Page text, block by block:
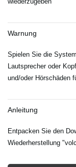
Warnung
Spielen Sie die
Lautsprecher oder
und/oder Hörschäden
Anleitung
Entpacken Sie den
Wiederherstellung